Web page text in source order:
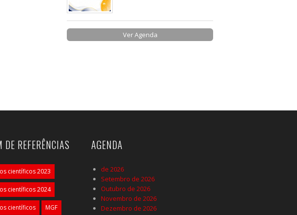
Ver Agenda
DE REFERÊNCIAS
científicos 2023
científicos 2024
científicos MGF
AGENDA
de 2026
Setembro de 2026
Outubro de 2026
Novembro de 2026
Dezembro de 2026